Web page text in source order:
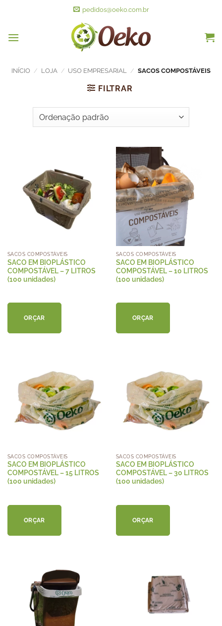
pedidos@oeko.com.br
INÍCIO / LOJA / USO EMPRESARIAL / SACOS COMPOSTÁVEIS
FILTRAR
SACOS COMPOSTÁVEIS
SACO EM BIOPLÁSTICO
COMPOSTÁVEL – 7 LITROS
(100 unidades)
ORÇAR
SACOS COMPOSTÁVEIS
SACO EM BIOPLÁSTICO
COMPOSTÁVEL – 10 LITROS
(100 unidades)
ORÇAR
SACOS COMPOSTÁVEIS
SACO EM BIOPLÁSTICO
COMPOSTÁVEL – 15 LITROS
(100 unidades)
ORÇAR
SACOS COMPOSTÁVEIS
SACO EM BIOPLÁSTICO
COMPOSTÁVEL – 30 LITROS
(100 unidades)
ORÇAR